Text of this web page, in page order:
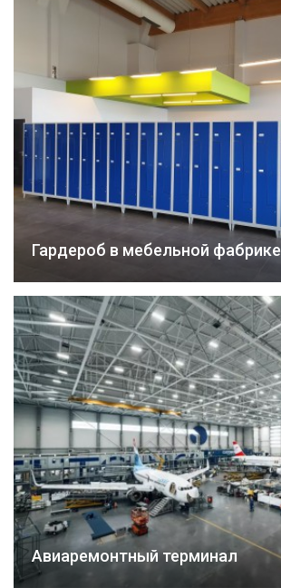
Гардероб в мебельной фабрике
Авиаремонтный терминал